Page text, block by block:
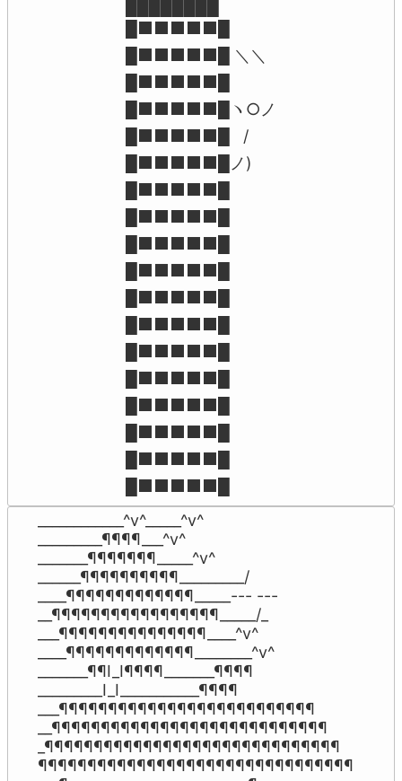
█⬛⬛⬛⬛⬛█ ＼＼
█⬛⬛⬛⬛⬛█ヽ○ノ
█⬛⬛⬛⬛⬛█   /
█⬛⬛⬛⬛⬛█ノ)
____________^v^_____^v^
_________¶¶¶¶___^v^
_______¶¶¶¶¶¶¶_____^v^
______¶¶¶¶¶¶¶¶¶¶_________/
____¶¶¶¶¶¶¶¶¶¶¶¶¶_____--- ---
__¶¶¶¶¶¶¶¶¶¶¶¶¶¶¶¶¶_____/_
___¶¶¶¶¶¶¶¶¶¶¶¶¶¶¶____^v^
____¶¶¶¶¶¶¶¶¶¶¶¶¶________^v^
_______¶¶I_I¶¶¶¶_______¶¶¶¶
_________I_I___________¶¶¶¶
___¶¶¶¶¶¶¶¶¶¶¶¶¶¶¶¶¶¶¶¶¶¶¶¶¶¶
__¶¶¶¶¶¶¶¶¶¶¶¶¶¶¶¶¶¶¶¶¶¶¶¶¶¶¶¶
_¶¶¶¶¶¶¶¶¶¶¶¶¶¶¶¶¶¶¶¶¶¶¶¶¶¶¶¶¶¶
¶¶¶¶¶¶¶¶¶¶¶¶¶¶¶¶¶¶¶¶¶¶¶¶¶¶¶¶¶¶¶¶